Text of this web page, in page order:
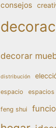
consejos
decorar
distribución
espacio espacios
feng shui